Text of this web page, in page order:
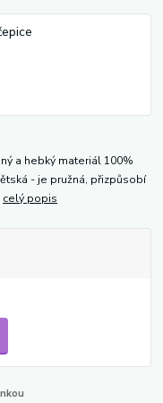
a hebký materiál 100%
- je pružná, přizpůsobí
celý popis